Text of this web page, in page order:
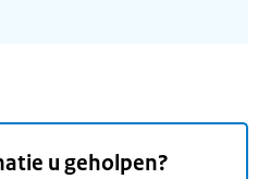
u geholpen?